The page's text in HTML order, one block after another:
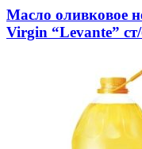
Масло оливковое
Virgin “Levante”